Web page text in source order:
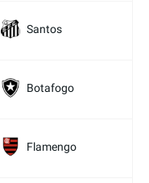
Santos
Botafogo
Flamengo